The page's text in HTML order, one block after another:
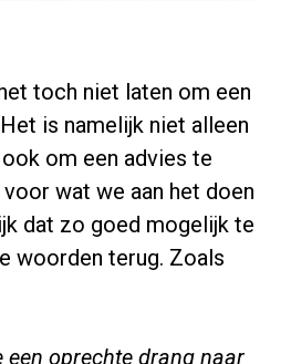
toch niet laten om een
is namelijk niet alleen
om een advies te
wat we aan het doen
dat zo goed mogelijk te
woorden terug. Zoals
een oprechte drang naar